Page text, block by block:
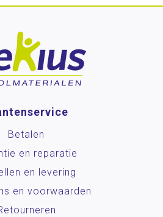
Betalen
en reparatie
en levering
en voorwaarden